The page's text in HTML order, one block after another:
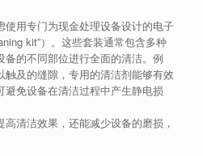
用专门为现金处理设备设计的电子
kit”）。这些套装通常包含多种
的不同部位进行全面的清洁。例
及的缝隙，专用的清洁剂能够有效
免设备在清洁过程中产生静电损
清洁效果，还能减少设备的磨损，